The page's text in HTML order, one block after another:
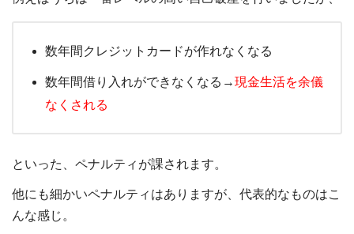
数年間クレジットカードが作れなくなる
数年間借り入れができなくなる→現金生活を余儀
なくされる
といった、ペナルティが課されます。
他にも細かいペナルティはありますが、代表的なものはこ
んな感じ。